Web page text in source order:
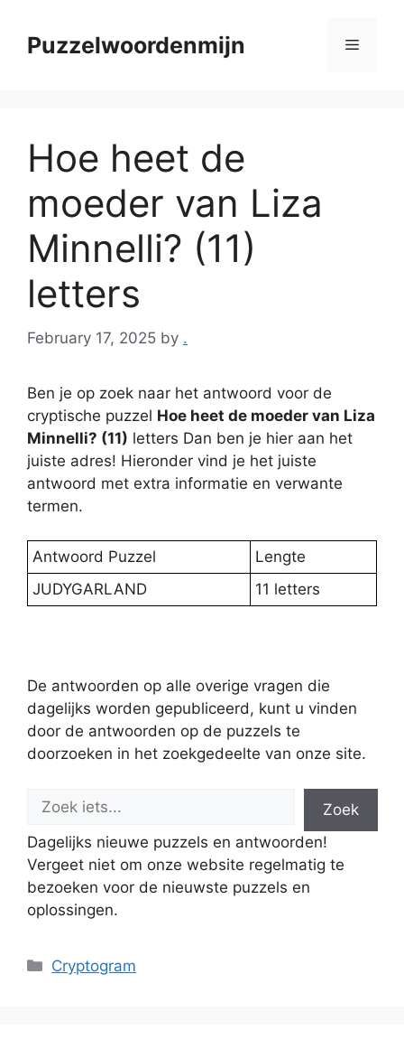
contentPuzzelwoordenmijn Menu
Hoe heet de
moeder van Liza
Minnelli? (11)
letters
February 17, 2025 by .
Ben je op zoek naar het antwoord voor de
cryptische puzzel Hoe heet de moeder van Liza
Minnelli? (11) letters Dan ben je hier aan het
juiste adres! Hieronder vind je het juiste
antwoord met extra informatie en verwante
termen.
Antwoord Puzzel
Lengte
JUDYGARLAND
11 letters
De antwoorden op alle overige vragen die
dagelijks worden gepubliceerd, kunt u vinden
door de antwoorden op de puzzels te
doorzoeken in het zoekgedeelte van onze site.
Zoek
Dagelijks nieuwe puzzels en antwoorden!
Vergeet niet om onze website regelmatig te
bezoeken voor de nieuwste puzzels en
oplossingen.
Categories
Cryptogram